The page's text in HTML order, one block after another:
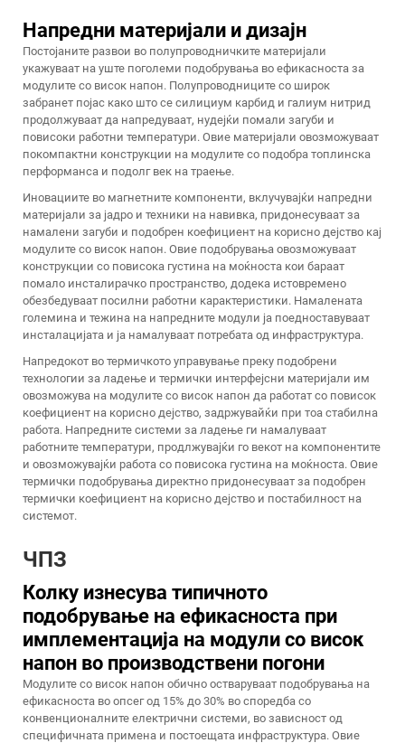
Напредни материјали и дизајн
Постојаните развои во полупроводничките материјали
укажуваат на уште поголеми подобрувања во ефикасноста за
модулите со висок напон. Полупроводниците со широк
забранет појас како што се силициум карбид и галиум нитрид
продолжуваат да напредуваат, нудејќи помали загуби и
повисоки работни температури. Овие материјали овозможуваат
покомпактни конструкции на модулите со подобра топлинска
перформанса и подолг век на траење.
Иновациите во магнетните компоненти, вклучувајќи напредни
материјали за јадро и техники на навивка, придонесуваат за
намалени загуби и подобрен коефициент на корисно дејство кај
модулите со висок напон. Овие подобрувања овозможуваат
конструкции со повисока густина на моќноста кои бараат
помало инсталирачко пространство, додека истовремено
обезбедуваат посилни работни карактеристики. Намалената
големина и тежина на напредните модули ја поедноставуваат
инсталацијата и ја намалуваат потребата од инфраструктура.
Напредокот во термичкото управување преку подобрени
технологии за ладење и термички интерфејсни материјали им
овозможува на модулите со висок напон да работат со повисок
коефициент на корисно дејство, задржувайќи при тоа стабилна
работа. Напредните системи за ладење ги намалуваат
работните температури, продлжувајќи го векот на компонентите
и овозможувајќи работа со повисока густина на моќноста. Овие
термички подобрувања директно придонесуваат за подобрен
термички коефициент на корисно дејство и постабилност на
системот.
ЧПЗ
Колку изнесува типичното
подобрување на ефикасноста при
имплементација на модули со висок
напон во производствени погони
Модулите со висок напон обично остваруваат подобрувања на
ефикасноста во опсег од 15% до 30% во споредба со
конвенционалните електрични системи, во зависност од
специфичната примена и постоещата инфраструктура. Овие